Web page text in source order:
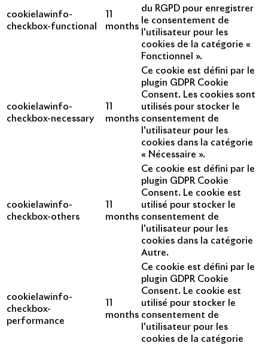
cookielawinfo-
checkbox-functional
months
du RGPD pour enregistrer
le consentement de
l'utilisateur pour les
cookies de la catégorie «
Fonctionnel ».
cookielawinfo-
checkbox-necessary
months
Ce cookie est défini par le
plugin GDPR Cookie
Consent. Les cookies sont
utilisés pour stocker le
consentement de
l'utilisateur pour les
cookies dans la catégorie
« Nécessaire ».
cookielawinfo-
checkbox-others
months
Ce cookie est défini par le
plugin GDPR Cookie
Consent. Le cookie est
utilisé pour stocker le
consentement de
l'utilisateur pour les
cookies dans la catégorie
Autre.
cookielawinfo-
checkbox-
performance
months
Ce cookie est défini par le
plugin GDPR Cookie
Consent. Le cookie est
utilisé pour stocker le
consentement de
l'utilisateur pour les
cookies de la catégorie